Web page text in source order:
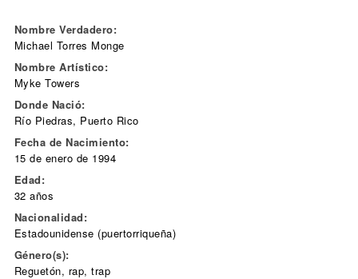
Nombre Verdadero:
Michael Torres Monge
Nombre Artístico:
Myke Towers
Donde Nació:
Río Piedras, Puerto Rico
Fecha de Nacimiento:
15 de enero de 1994
Edad:
32 años
Nacionalidad:
Estadounidense (puertorriqueña)
Género(s):
Reguetón, rap, trap